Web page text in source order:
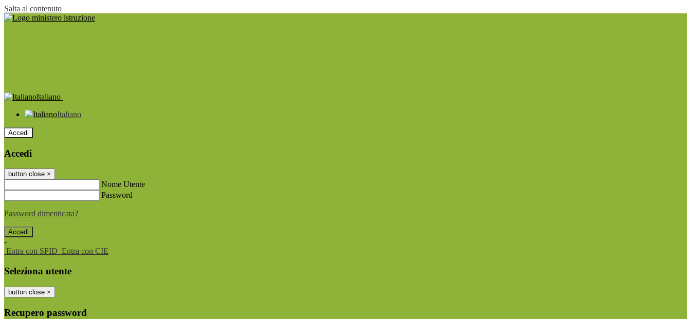
Salta al contenuto
Italiano
Italiano
Accedi
Accedi
button close ×
Nome Utente
Password
Password dimenticata?
-
Entra con SPID Entra con CIE
Seleziona utente
button close ×
Recupero password